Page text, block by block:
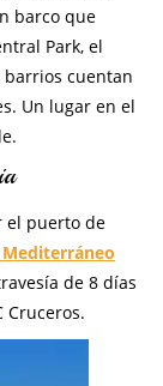
barco que
Park, el
barrios cuentan
Un lugar en el
el puerto de
de 8 días
Cruceros.